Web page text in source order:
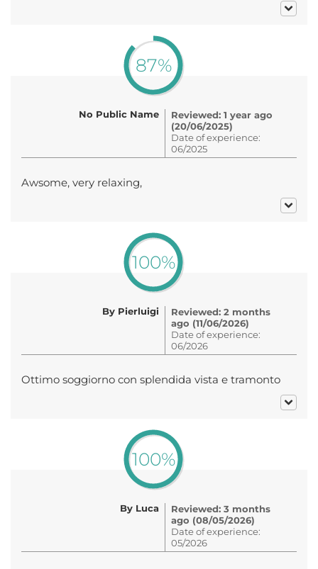
87%
No Public Name
Reviewed: 1 year ago
(20/06/2025)
Date of experience:
06/2025
Awsome, very relaxing,
100%
By Pierluigi
Reviewed: 2 months
ago (11/06/2026)
Date of experience:
06/2026
Ottimo soggiorno con splendida vista e tramonto
100%
By Luca
Reviewed: 3 months
ago (08/05/2026)
Date of experience:
05/2026